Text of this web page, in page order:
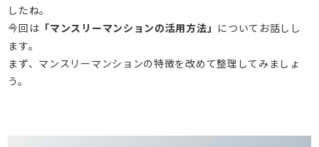
したね。
今回は 「マンスリーマンションの活用方法」 についてお話しし
ます。
まず、マンスリーマンションの特徴を改めて整理してみましょ
う。